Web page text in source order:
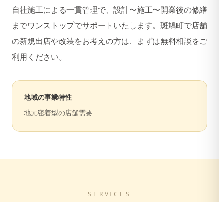
自社施工による一貫管理で、設計〜施工〜開業後の修繕
までワンストップでサポートいたします。 斑鳩町で店舗
の新規出店や改装をお考えの方は、まずは無料相談をご
利用ください。
地域の事業特性
地元密着型の店舗需要
SERVICES